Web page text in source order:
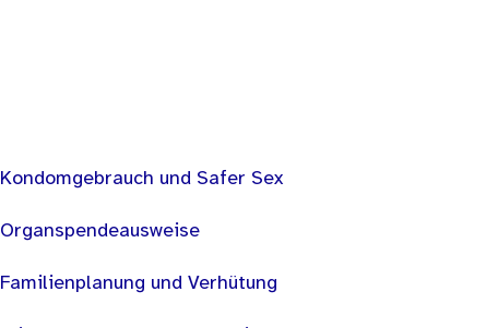
Kondomgebrauch und Safer Sex
Organspendeausweise
Familienplanung und Verhütung